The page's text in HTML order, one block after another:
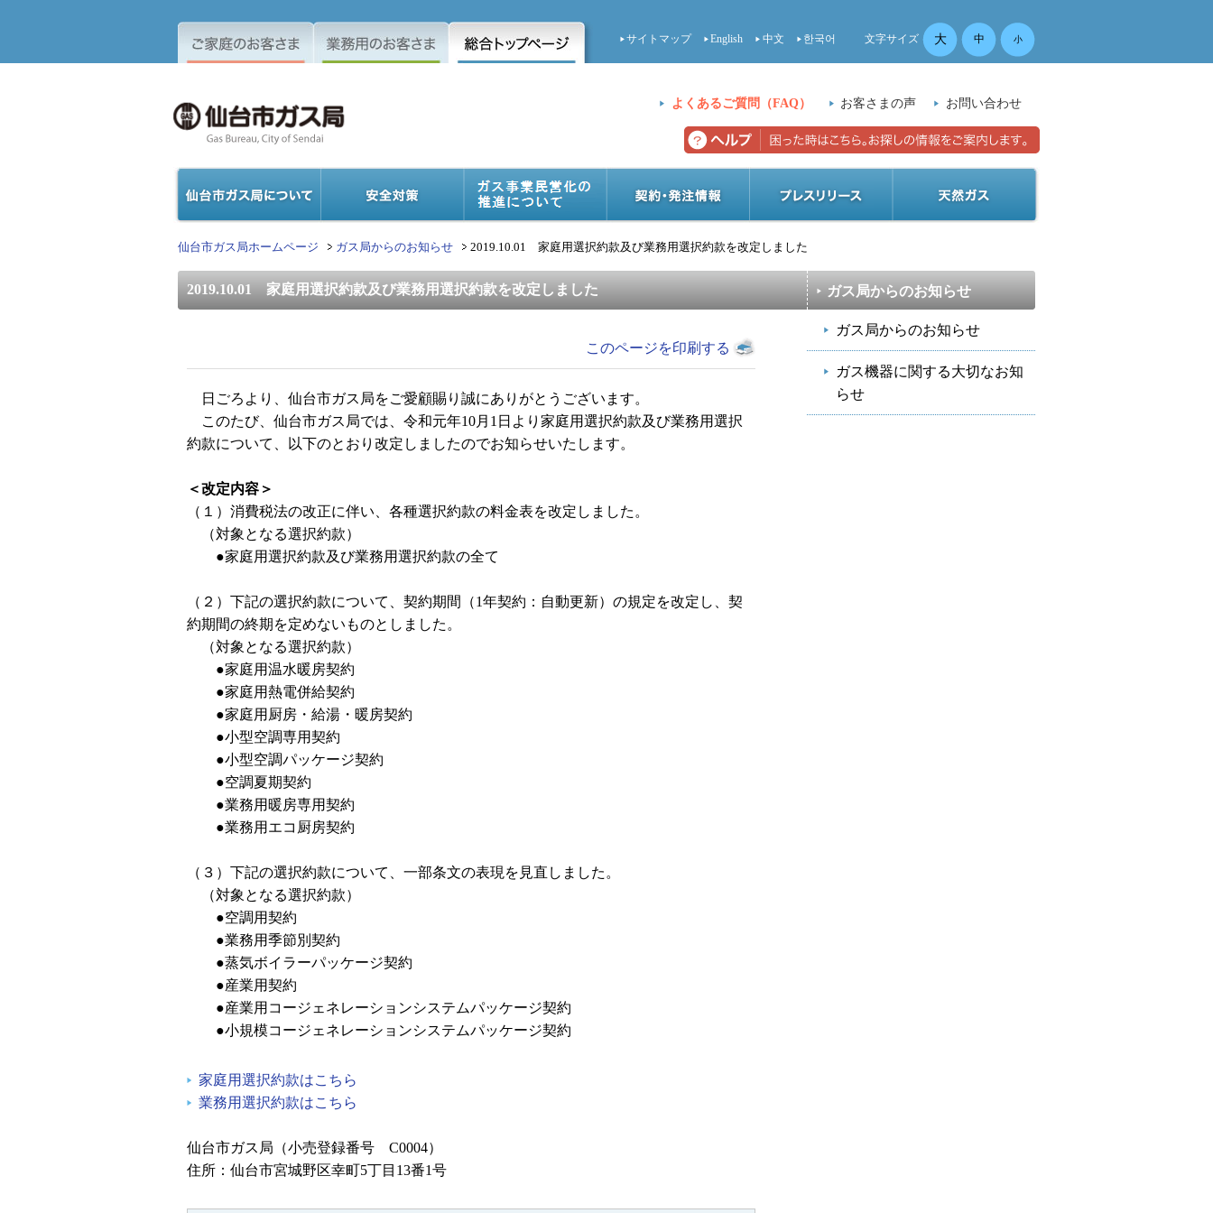
サイトマップ English 中文 한국어 文字サイズ 大 中 小
お問い合わせ
お客さまの声
よくあるご質問（FAQ）
仙台市ガス局ホームページ ガス局からのお知らせ 2019.10.01 家庭用選択約款及び業務用選択約款を改定しました
2019.10.01 家庭用選択約款及び業務用選択約款を改定しました ガス局からのお知らせ
このページを印刷する
日ごろより、仙台市ガス局をご愛顧賜り誠にありがとうございます。
このたび、仙台市ガス局では、令和元年10月1日より家庭用選択約款及び業務用選択
約款について、以下のとおり改定しましたのでお知らせいたします。
＜改定内容＞
（１）消費税法の改正に伴い、各種選択約款の料金表を改定しました。
（対象となる選択約款）
●家庭用選択約款及び業務用選択約款の全て
（２）下記の選択約款について、契約期間（1年契約：自動更新）の規定を改定し、契
約期間の終期を定めないものとしました。
（対象となる選択約款）
●家庭用温水暖房契約
●家庭用熱電併給契約
●家庭用厨房・給湯・暖房契約
●小型空調専用契約
●小型空調パッケージ契約
●空調夏期契約
●業務用暖房専用契約
●業務用エコ厨房契約
（３）下記の選択約款について、一部条文の表現を見直しました。
（対象となる選択約款）
●空調用契約
●業務用季節別契約
●蒸気ボイラーパッケージ契約
●産業用契約
●産業用コージェネレーションシステムパッケージ契約
●小規模コージェネレーションシステムパッケージ契約
家庭用選択約款はこちら
業務用選択約款はこちら
仙台市ガス局（小売登録番号 C0004）
住所：仙台市宮城野区幸町5丁目13番1号
ガス局からのお知らせ
ガス機器に関する大切なお知
らせ